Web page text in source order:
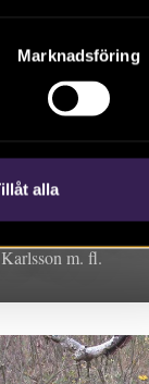
Marknadsföring
alla
2016:52
m. fl.